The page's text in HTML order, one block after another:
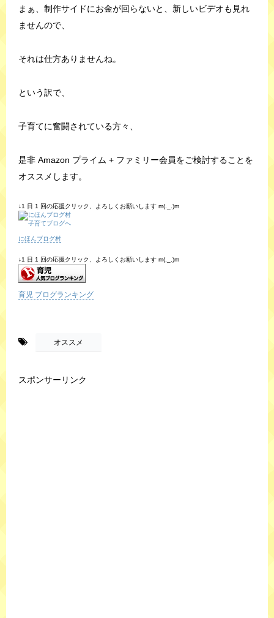
まぁ、制作サイドにお金が回らないと、新しいビデオも見れ
ませんので、
それは仕方ありませんね。
という訳で、
子育てに奮闘されている方々、
是非 Amazon プライム + ファミリー会員をご検討することを
オススメします。
↓1 日 1 回の応援クリック、よろしくお願いします m(._.)m
にほんブログ村
↓1 日 1 回の応援クリック、よろしくお願いします m(._.)m
育児 ブログランキング
オススメ
スポンサーリンク